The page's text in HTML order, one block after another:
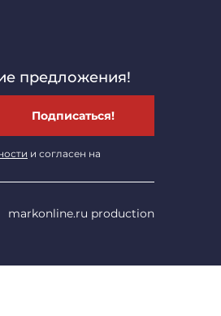
markonline.ru production
предложения!
Подписаться!
и согласен на